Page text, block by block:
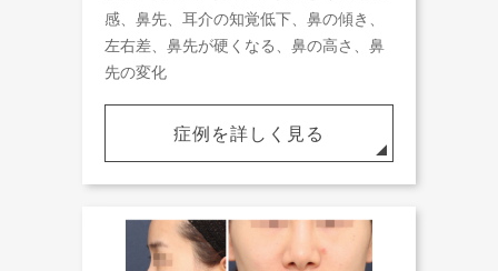
感、鼻先、耳介の知覚低下、鼻の傾き、
左右差、鼻先が硬くなる、鼻の高さ、鼻
先の変化
症例を詳しく見る